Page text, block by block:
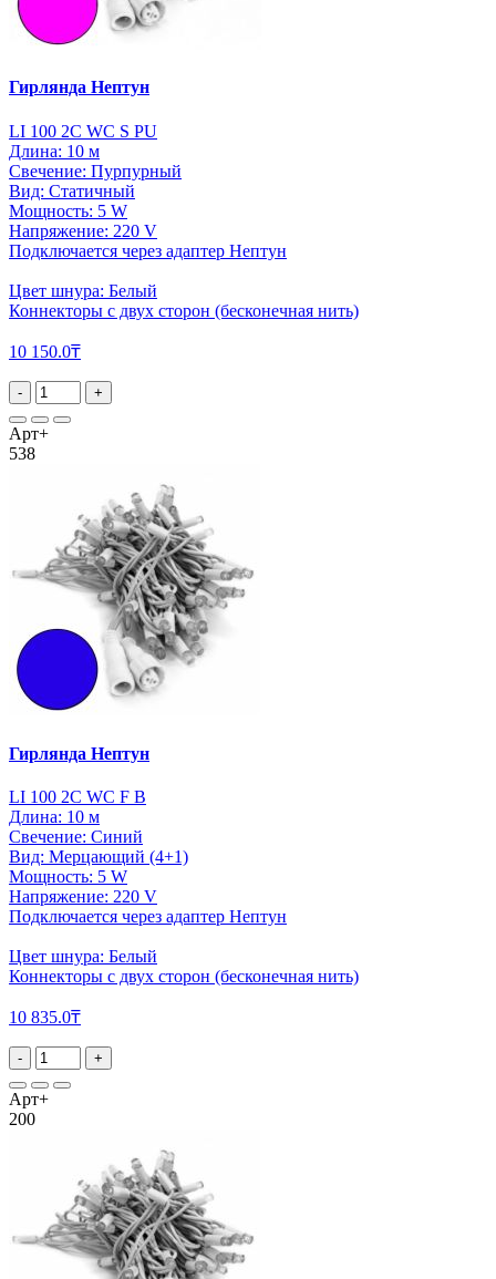
Гирлянда Нептун
LI 100 2C WC S PU
Длина: 10 м
Свечение: Пурпурный
Вид: Статичный
Мощность: 5 W
Напряжение: 220 V
Подключается через адаптер Нептун
Цвет шнура: Белый
Коннекторы с двух сторон (бесконечная нить)
10 150.0₸
- +
Арт+
538
Гирлянда Нептун
LI 100 2C WC F B
Длина: 10 м
Свечение: Синий
Вид: Мерцающий (4+1)
Мощность: 5 W
Напряжение: 220 V
Подключается через адаптер Нептун
Цвет шнура: Белый
Коннекторы с двух сторон (бесконечная нить)
10 835.0₸
- +
Арт+
200